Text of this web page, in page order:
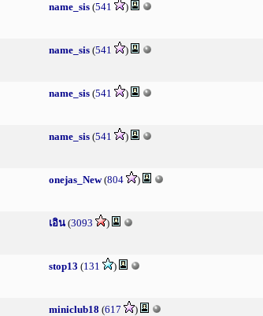
name_sis (541 )
name_sis (541 )
name_sis (541 )
name_sis (541 )
onejas_New(804 )
เอิน (3093 )
stop13 (131 )
miniclub18 (617 )